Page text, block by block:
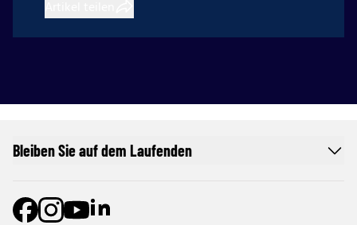
Bleiben Sie auf dem Laufenden